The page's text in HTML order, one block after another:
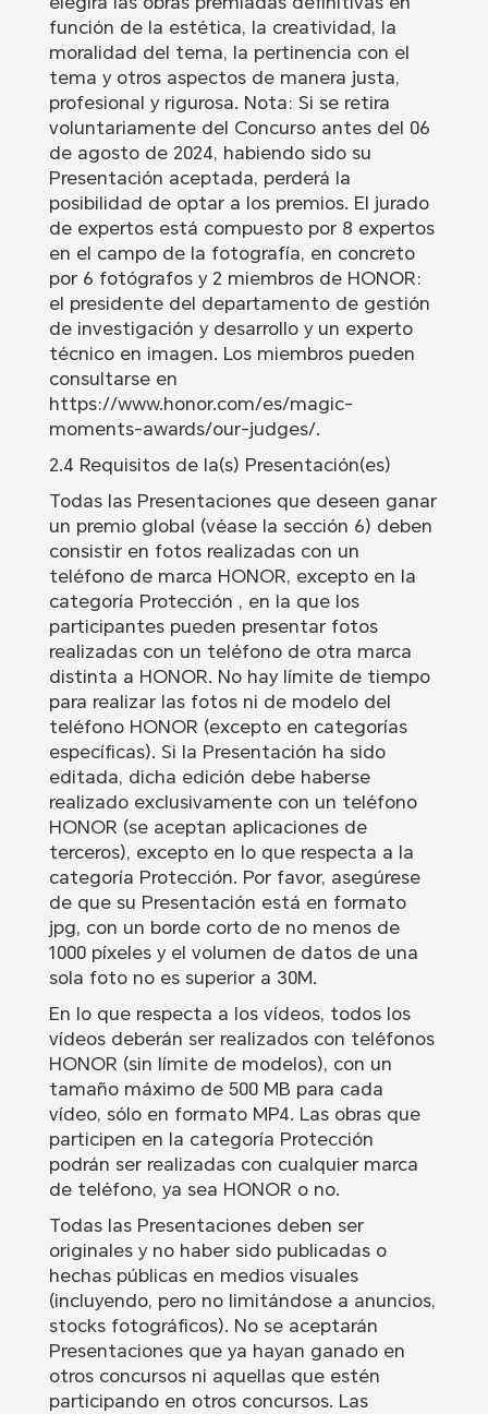
función de la estética, la creatividad, la
moralidad del tema, la pertinencia con el
tema y otros aspectos de manera justa,
profesional y rigurosa. Nota: Si se retira
voluntariamente del Concurso antes del 06
de agosto de 2024, habiendo sido su
Presentación aceptada, perderá la
posibilidad de optar a los premios. El jurado
de expertos está compuesto por 8 expertos
en el campo de la fotografía, en concreto
por 6 fotógrafos y 2 miembros de HONOR:
el presidente del departamento de gestión
de investigación y desarrollo y un experto
técnico en imagen. Los miembros pueden
consultarse en
https://www.honor.com/es/magic-
moments-awards/our-judges/.
2.4 Requisitos de la(s) Presentación(es)
Todas las Presentaciones que deseen ganar
un premio global (véase la sección 6) deben
consistir en fotos realizadas con un
teléfono de marca HONOR, excepto en la
categoría Protección , en la que los
participantes pueden presentar fotos
realizadas con un teléfono de otra marca
distinta a HONOR. No hay límite de tiempo
para realizar las fotos ni de modelo del
teléfono HONOR (excepto en categorías
específicas). Si la Presentación ha sido
editada, dicha edición debe haberse
realizado exclusivamente con un teléfono
HONOR (se aceptan aplicaciones de
terceros), excepto en lo que respecta a la
categoría Protección. Por favor, asegúrese
de que su Presentación está en formato
jpg, con un borde corto de no menos de
1000 píxeles y el volumen de datos de una
sola foto no es superior a 30M.
En lo que respecta a los vídeos, todos los
vídeos deberán ser realizados con teléfonos
HONOR (sin límite de modelos), con un
tamaño máximo de 500 MB para cada
vídeo, sólo en formato MP4. Las obras que
participen en la categoría Protección
podrán ser realizadas con cualquier marca
de teléfono, ya sea HONOR o no.
Todas las Presentaciones deben ser
originales y no haber sido publicadas o
hechas públicas en medios visuales
(incluyendo, pero no limitándose a anuncios,
stocks fotográficos). No se aceptarán
Presentaciones que ya hayan ganado en
otros concursos ni aquellas que estén
participando en otros concursos. Las